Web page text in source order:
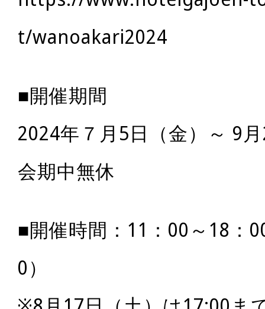
t/wanoakari2024
■開催期間
2024年７月5日（金）～ 9
会期中無休
■開催時間：11：00～18：
0）